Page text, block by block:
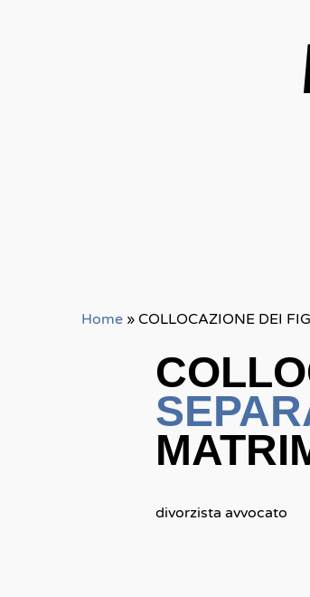
Home » COLLOCAZIONE DEI
divorzista avvocato